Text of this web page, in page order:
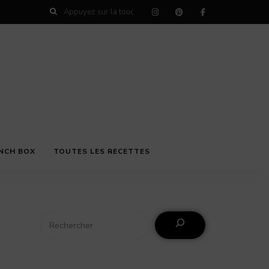
BOX TOUTES LES RECETTES